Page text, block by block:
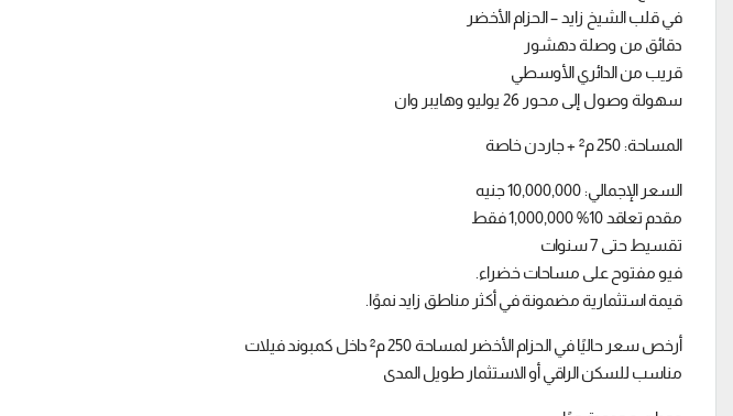
في قلب الشيخ زايد – الحزام الأخضر
دقائق من وصلة دهشور
قريب من الدائري الأوسطي
سهولة وصول إلى محور 26 يوليو وهايبر وان
المساحة: 250 م² + جاردن خاصة
السعر الإجمالي: 10,000,000 جنيه
مقدم تعاقد 10% 1,000,000 فقط
تقسيط حتى 7 سنوات
فيو مفتوح على مساحات خضراء.
قيمة استثمارية مضمونة في أكثر مناطق زايد نموًا.
أرخص سعر حاليًا في الحزام الأخضر لمساحة 250 م² داخل كمبوند فيلات
مناسب للسكن الراقي أو الاستثمار طويل المدى